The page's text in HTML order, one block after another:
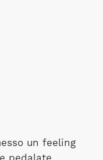
un feeling
pedalate,